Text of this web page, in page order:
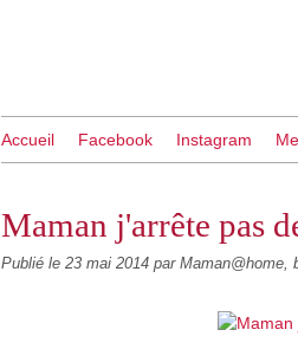
Accueil Facebook Instagram
Maman j'arrête pas
Publié le 23 mai 2014 par Maman@home,